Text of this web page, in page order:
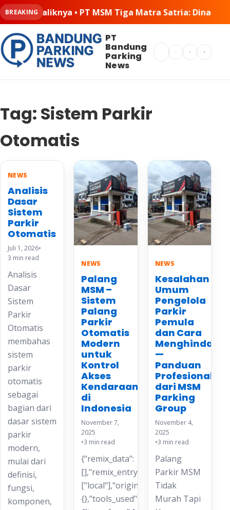
BREAKING Dinamika Pelaksanaan Kerja Sama di
PT
Bandung
Parking
News
Search
Tag: Sistem Parkir
Otomatis
NEWS
Analisis
Dasar
Sistem
Parkir
Otomatis
Juli 1, 2026•
3 min read
Analisis
Dasar
Sistem
Parkir
Otomatis
membahas
sistem
parkir
otomatis
sebagai
bagian dari
dasar sistem
parkir
modern,
mulai dari
definisi,
fungsi,
komponen,
NEWS
Palang
MSM –
Sistem
Palang
Parkir
Otomatis
Modern
untuk
Kontrol
Akses
Kendaraan
di
Indonesia
November 7,
2025
•3 min read
{"remix_data":
{},"tools_used":
NEWS
Kesalahan
Umum
Pengelola
Parkir
Pemula
dan Cara
—
Panduan
Profesional
dari MSM
Parking
Group
November 4,
2025
•3 min read
Palang
Parkir MSM
Tidak
Murah Tapi